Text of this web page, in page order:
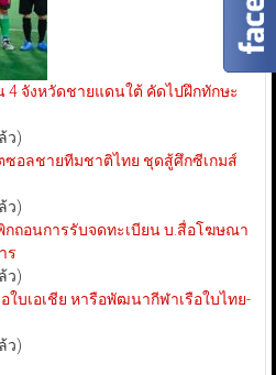
4 จังหวัดชายแดนใต้ คัดไปฝึกทักษะ
ว)
ซอลชายทีมชาติไทย ชุดสู้ศึกซีเกมส์
ว)
พิกถอนการรับจดทะเบียน บ.สื่อโฆษณา
ร
ว)
ใบเอเชีย หารือพัฒนากีฬาเรือใบไทย-
ว)